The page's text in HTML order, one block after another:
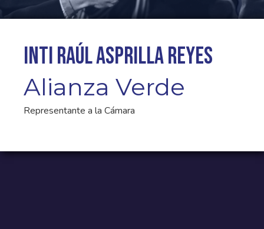
Inti Raúl Asprilla Reyes
Alianza Verde
Representante a la Cámara